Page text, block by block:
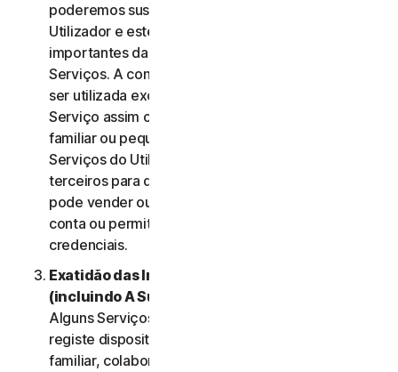
poderemos suspender ou cessar a conta do
Utilizador e este poderá não receber notificações
importantes da NortonLifeLock relativamente aos
Serviços. A conta do Utilizador é pessoal e deve
ser utilizada exclusivamente pelo mesmo (ou, se o
Serviço assim o permitir, pelo seu agregado
familiar ou pequena empresa) para gerir os
Serviços do Utilizador e não deve ser utilizada por
terceiros para qualquer finalidade. O Utilizador não
pode vender ou transferir as credenciais da sua
conta ou permitir que outras pessoas utilizem essas
credenciais.
Exatidão das Informações do Utilizador
(incluindo A Sua Família ou Pequena Empresa)
Alguns Serviços podem permitir que o Utilizador
registe dispositivos dos membros do seu agregado
familiar, colaboradores de Pequena Empresa para